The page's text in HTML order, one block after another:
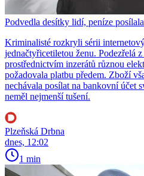
Podvedla desítky lidí, peníze
Kriminalisté rozkryli sérii
jednačtyřicetiletou ženu. Podezřelá
prostřednictvím inzerátů různou
požadovala platbu předem. Zboží
nechávala posílat na bankovní účet
neměl nejmenší tušení.
Plzeňská Drbna
dnes, 12:02
1 min